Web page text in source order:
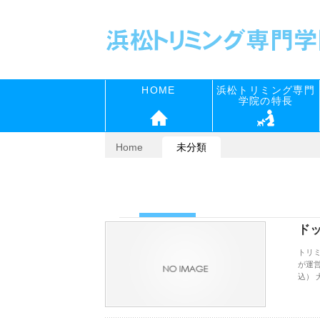
HOME
浜松トリミング専門
学院の特長
Home 未分類
ド
トリ
が運
込）